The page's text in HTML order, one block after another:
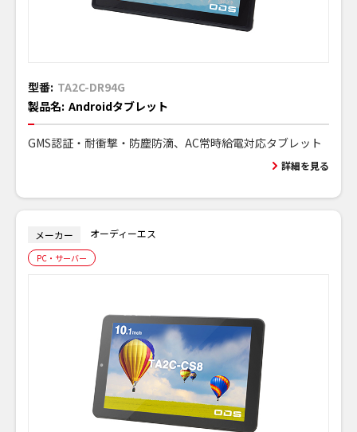
型番: TA2C-DR94G
製品名: Androidタブレット
GMS認証・耐衝撃・防塵防滴、AC常時給電対応タブレット
詳細を見る
メーカー オーディーエス
PC・サーバー